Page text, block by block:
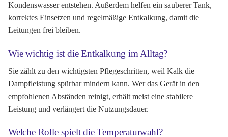
Kondenswasser entstehen. Außerdem helfen ein sauberer Tank,
korrektes Einsetzen und regelmäßige Entkalkung, damit die
Leitungen frei bleiben.
Wie wichtig ist die Entkalkung im Alltag?
Sie zählt zu den wichtigsten Pflegeschritten, weil Kalk die
Dampfleistung spürbar mindern kann. Wer das Gerät in den
empfohlenen Abständen reinigt, erhält meist eine stabilere
Leistung und verlängert die Nutzungsdauer.
Welche Rolle spielt die Temperaturwahl?